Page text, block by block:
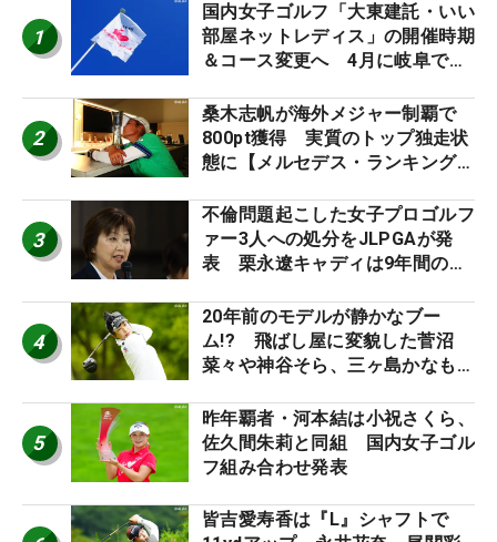
1
国内女子ゴルフ「大東建託・いい
部屋ネットレディス」の開催時期
＆コース変更へ 4月に岐阜で開
2
桑木志帆が海外メジャー制覇で
800pt獲得 実質のトップ独走状
態に【メルセデス・ランキング番
3
不倫問題起こした女子プロゴルフ
ァー3人への処分をJLPGAが発
表 栗永遼キャディは9年間の立
4
20年前のモデルが静かなブー
ム!? 飛ばし屋に変貌した菅沼
菜々や神谷そら、三ヶ島かなも使
ロたちの“飛ばしギア”】
5
昨年覇者・河本結は小祝さくら、
佐久間朱莉と同組 国内女子ゴル
フ組み合わせ発表
皆吉愛寿香は『L』シャフトで